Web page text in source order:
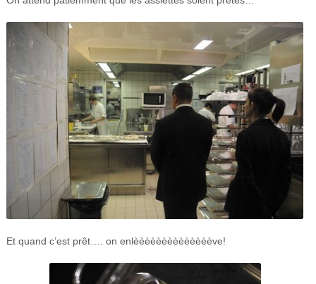
Et quand c’est prêt…. on enlèèèèèèèèèèèèèève!